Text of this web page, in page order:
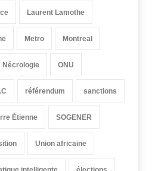
Laurent Lamothe
Metro Montreal
Nécrologie ONU
référendum sanctions
Étienne SOGENER
Union africaine